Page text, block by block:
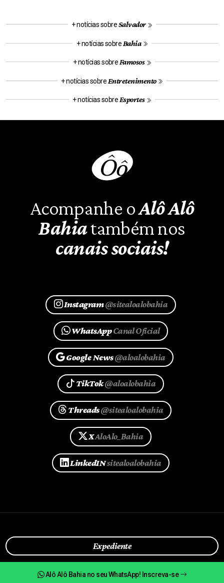
Alô Alô Bahia no seu WhatsApp! Inscreva-se
+ notícias sobreSalvador
+ notícias sobre Bahia
+ notícias sobre Famosos
+ notícias sobre Entretenimento
+ notícias sobre Esportes
Acompanhe oAlô Alô
Bahiatambém nos
canais sociais!
Instagram@sitealoalobahia
WhatsAppCanal Oficial
Google News@aloalobahia
TikTok@aloalobahia
Threads@sitealoalobahia
XAloAlo_Bahia
LinkedINsitealoalobahia
Expediente
Fale Conosco